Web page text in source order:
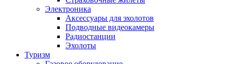
Электроника
Аксессуары для эхолотов
Подводные видеокамеры
Радиостанции
Эхолоты
Туризм